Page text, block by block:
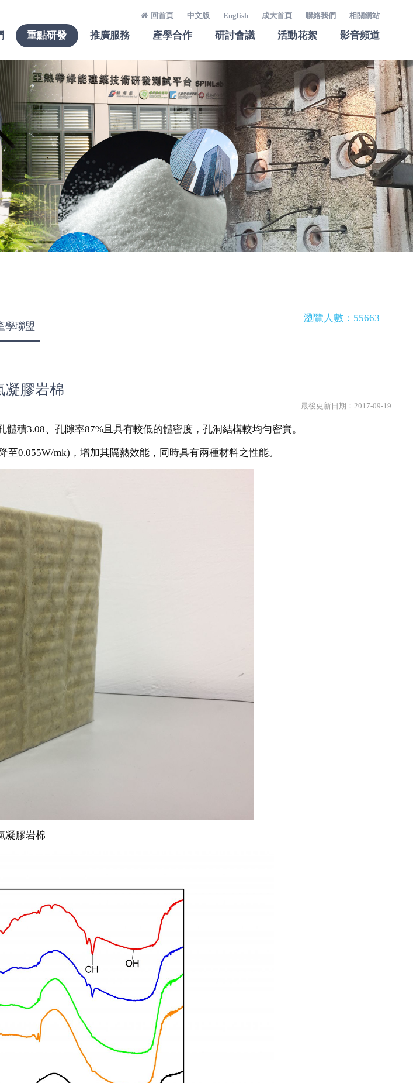
重點研發 推廣服務 產學合作 研討會議 活動花絮 影音頻道
回首頁 中文版 English 成大首頁 聯絡我們 相關網站
瀏覽人數：55663
學聯盟
凝膠岩棉
最後更新日期：2017-09-19
積3.08、孔隙率87%且具有較低的體密度，孔洞結構較均勻密實。
0.055W/mk)，增加其隔熱效能，同時具有兩種材料之性能。
凝膠岩棉